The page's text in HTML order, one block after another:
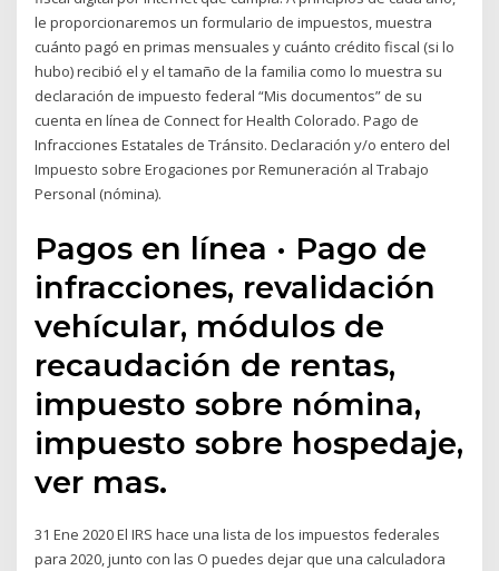
le proporcionaremos un formulario de impuestos, muestra
cuánto pagó en primas mensuales y cuánto crédito fiscal (si lo
hubo) recibió el y el tamaño de la familia como lo muestra su
declaración de impuesto federal “Mis documentos” de su
cuenta en línea de Connect for Health Colorado. Pago de
Infracciones Estatales de Tránsito. Declaración y/o entero del
Impuesto sobre Erogaciones por Remuneración al Trabajo
Personal (nómina).
Pagos en línea · Pago de
infracciones, revalidación
vehícular, módulos de
recaudación de rentas,
impuesto sobre nómina,
impuesto sobre hospedaje,
ver mas.
31 Ene 2020 El IRS hace una lista de los impuestos federales
para 2020, junto con las O puedes dejar que una calculadora